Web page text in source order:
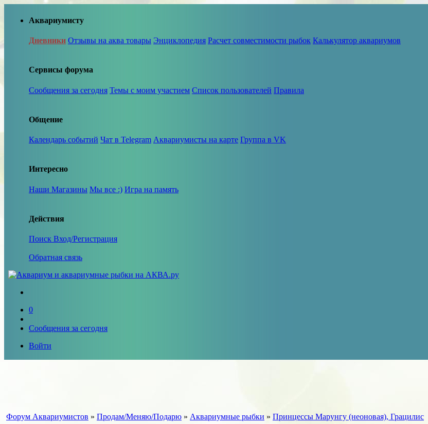
Аквариумисту
Дневники Отзывы на аква товары Энциклопедия Расчет совместимости рыбок Калькулятор аквариумов
Сервисы форума
Сообщения за сегодня Темы с моим участием Список пользователей Правила
Общение
Календарь событий Чат в Telegram Аквариумисты на карте Группа в VK
Интересно
Наши Магазины Мы все :) Игра на память
Действия
Поиск Вход/Регистрация
Обратная связь
0
Сообщения за сегодня
Войти
Форум Аквариумистов » Продам/Меняю/Подарю » Аквариумные рыбки » Принцессы Марунгу (неоновая), Грацилис